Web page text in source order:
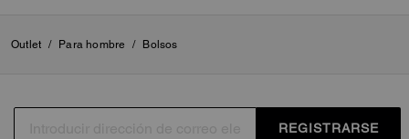
Outlet / Para hombre / Bolsos
REGISTRARSE